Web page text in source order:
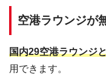
空港ラウンジが
国内29空港ラウンジ
用できます。